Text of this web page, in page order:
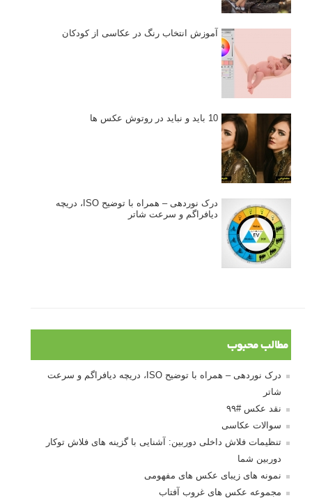
آموزش انتخاب رنگ در عکاسی از کودکان
10 باید و نباید در روتوش عکس ها
درک نوردهی – همراه با توضیح ISO، دریچه
دیافراگم و سرعت شاتر
مطالب محبوب
درک نوردهی – همراه با توضیح ISO، دریچه دیافراگم و سرعت
شاتر
نقد عکس #۹۹
سوالات عکاسی
تنظیمات فلاش داخلی دوربین: آشنایی با گزینه های فلاش توکار
دوربین شما
نمونه های زیبای عکس های مفهومی
مجموعه عکس های غروب آفتاب